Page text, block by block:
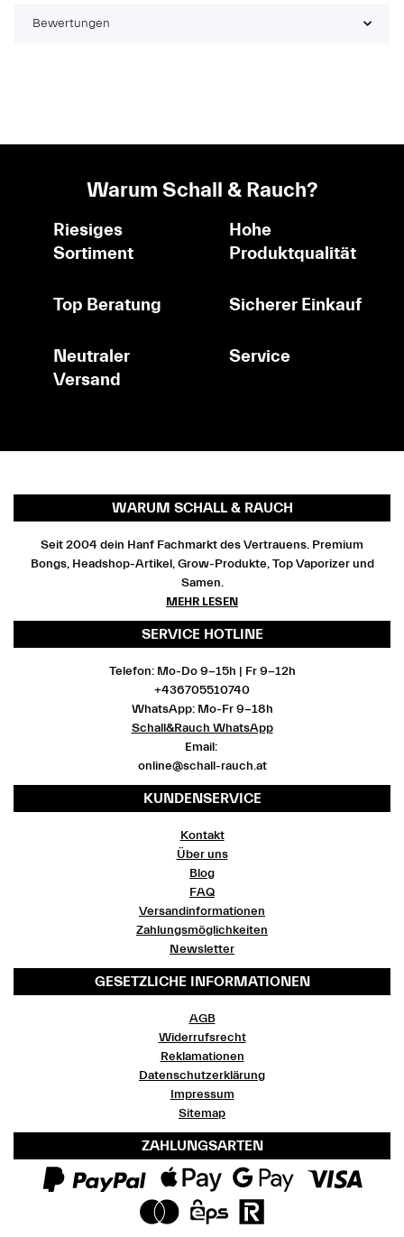
Bewertungen
Warum Schall & Rauch?
Riesiges
Sortiment
Hohe
Produktqualität
Top Beratung Sicherer Einkauf
Neutraler
Versand
Service
WARUM SCHALL & RAUCH
Seit 2004 dein Hanf Fachmarkt des Vertrauens. Premium
Bongs, Headshop-Artikel, Grow-Produkte, Top Vaporizer und
Samen.
MEHR LESEN
SERVICE HOTLINE
Telefon: Mo-Do 9-15h | Fr 9-12h
+436705510740
WhatsApp: Mo-Fr 9-18h
Schall&Rauch WhatsApp
Email:
online@schall-rauch.at
KUNDENSERVICE
Kontakt
Über uns
Blog
FAQ
Versandinformationen
Zahlungsmöglichkeiten
Newsletter
GESETZLICHE INFORMATIONEN
AGB
Widerrufsrecht
Reklamationen
Datenschutzerklärung
Impressum
Sitemap
ZAHLUNGSARTEN